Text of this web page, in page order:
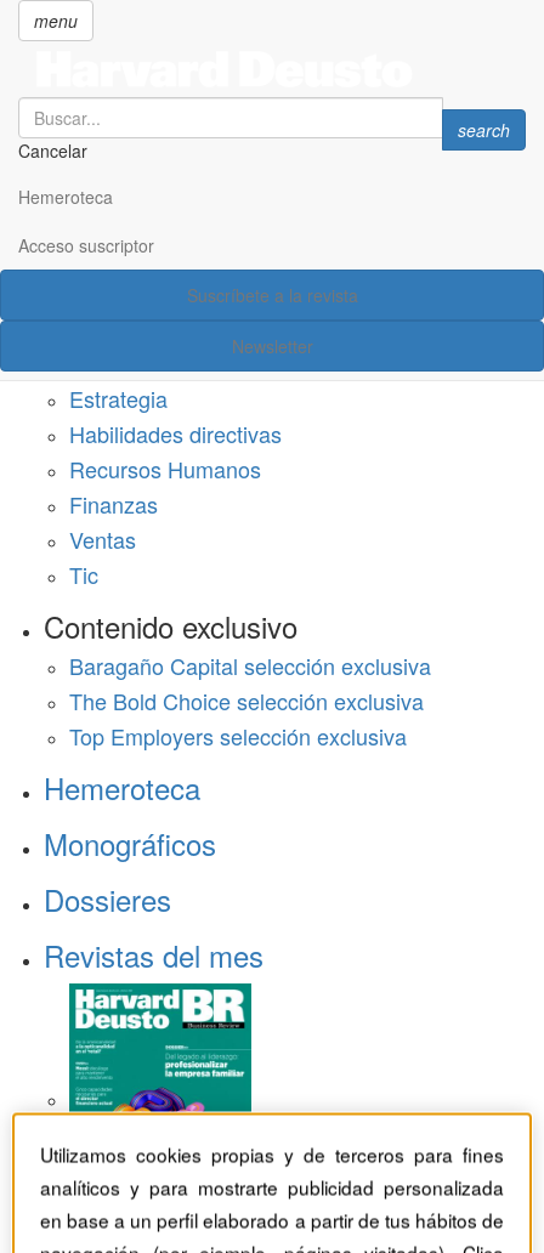
principal
menu
Search
Cancelar
Search
search
Hemeroteca
Acceso suscriptor
Suscríbete a la revista
Newsletter
Acceso suscriptor
Estrategia
Habilidades directivas
Recursos Humanos
Finanzas
Ventas
Tic
Contenido exclusivo
Baragaño Capital selección exclusiva
The Bold Choice selección exclusiva
Top Employers selección exclusiva
Hemeroteca
Monográficos
Dossieres
Revistas del mes
Utilizamos cookies propias y de terceros para fines
analíticos y para mostrarte publicidad personalizada
en base a un perfil elaborado a partir de tus hábitos de